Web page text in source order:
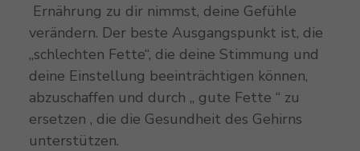
Ernährung zu dir nimmst, deine Gefühle
verändern. Der beste Ausgangspunkt ist, die
„schlechten Fette“, die deine Stimmung und
deine Einstellung beeinträchtigen können,
abzuschaffen und durch „ gute Fette “ zu
ersetzen , die die Gesundheit des Gehirns
unterstützen.